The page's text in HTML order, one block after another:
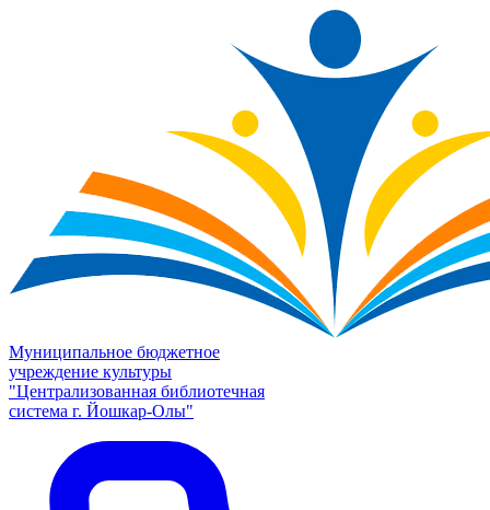
Муниципальное бюджетное
учреждение культуры
"Централизованная библиотечная
система г. Йошкар-Олы"